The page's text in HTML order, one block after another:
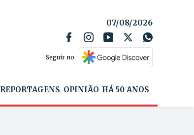
07/08/2026
Seguir no
REPORTAGENS OPINIÃO HÁ 50 ANOS